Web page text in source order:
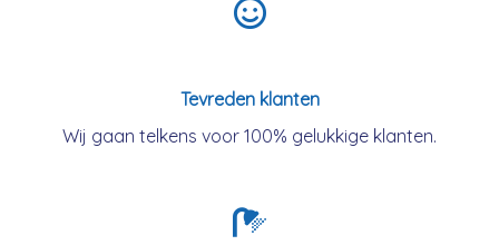
Tevreden klanten
Wij gaan telkens voor 100% gelukkige klanten.